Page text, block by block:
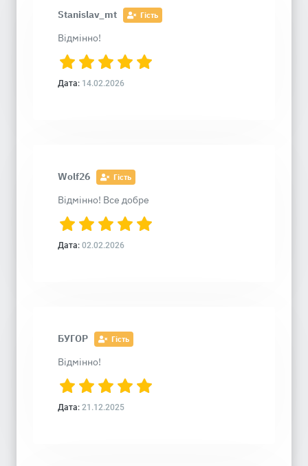
Stanislav_mt Гість
Відмінно!
Дата: 14.02.2026
Wolf26 Гість
Відмінно! Все добре
Дата: 02.02.2026
БУГОР Гість
Відмінно!
Дата: 21.12.2025